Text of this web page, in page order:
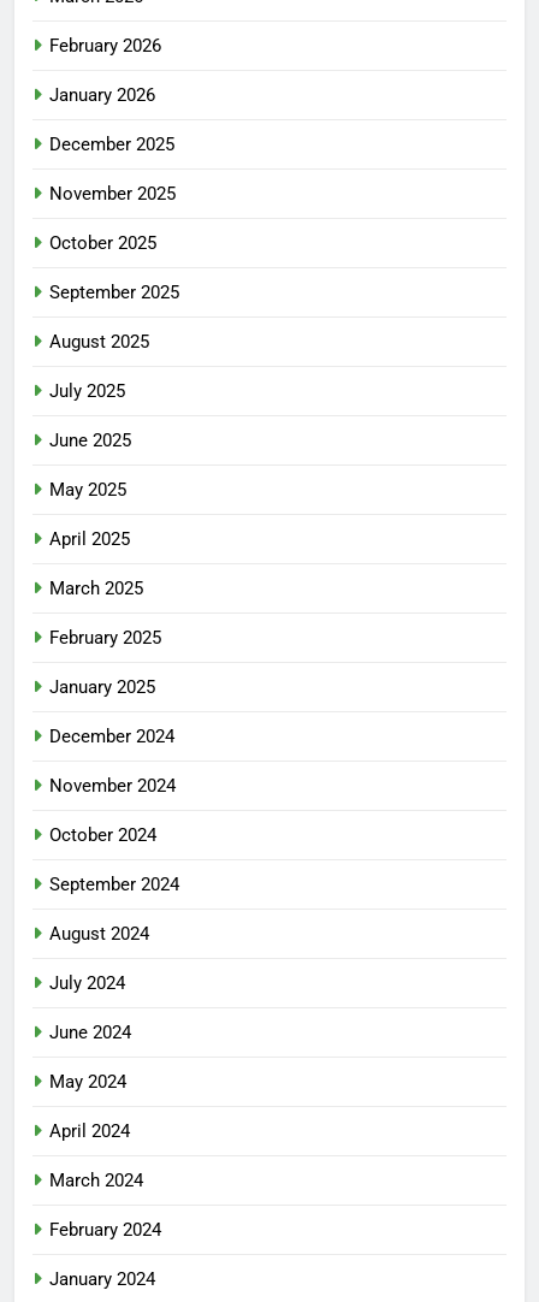
February 2026
January 2026
December 2025
November 2025
October 2025
September 2025
August 2025
July 2025
June 2025
May 2025
April 2025
March 2025
February 2025
January 2025
December 2024
November 2024
October 2024
September 2024
August 2024
July 2024
June 2024
May 2024
April 2024
March 2024
February 2024
January 2024